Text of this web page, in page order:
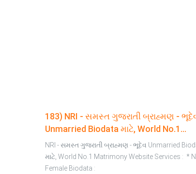
183) NRI - સમસ્ત ગુજરાતી બ્રાહ્મણ -
Unmarried Biodata માટે, World No.1
Matrimony Website Services :
NRI - સમસ્ત ગુજરાતી બ્રાહ્મણ - ભૂદેવ Unmarried
માટે, World No.1 Matrimony Website Services : *
Female Biodata :